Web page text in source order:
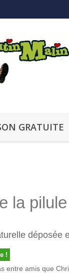
GRATUITE
la
déposée
!
entre amis que